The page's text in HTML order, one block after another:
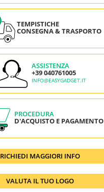
TEMPISTICHE
CONSEGNA & TRASPORTO
ASSISTENZA
+39 040761005
INFO@EASYGADGET.IT
PROCEDURA
D'ACQUISTO E PAGAMENTO
RICHIEDI MAGGIORI INFO
VALUTA IL TUO LOGO